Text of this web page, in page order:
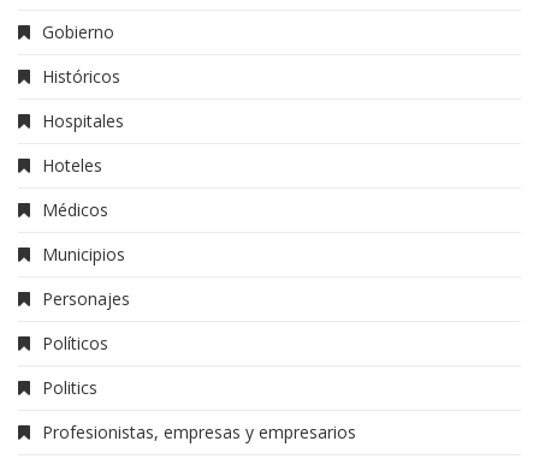
Gobierno
Históricos
Hospitales
Hoteles
Médicos
Municipios
Personajes
Políticos
Politics
Profesionistas, empresas y empresarios